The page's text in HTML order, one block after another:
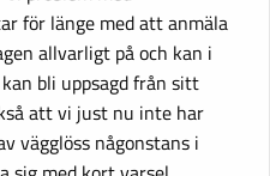
för länge med att anmäla
allvarligt på och kan i
bli uppsagd från sitt
att vi just nu inte har
vägglöss någonstans i